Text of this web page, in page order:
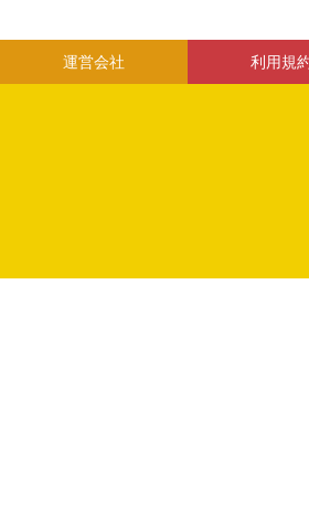
運営会社 利用規